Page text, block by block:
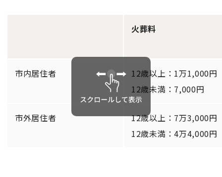
火葬料
市内居住者
12歳以上：1万1,000円
12歳未満：7,000円
市外居住者
12歳以上：7万3,000円
12歳未満：4万4,000円